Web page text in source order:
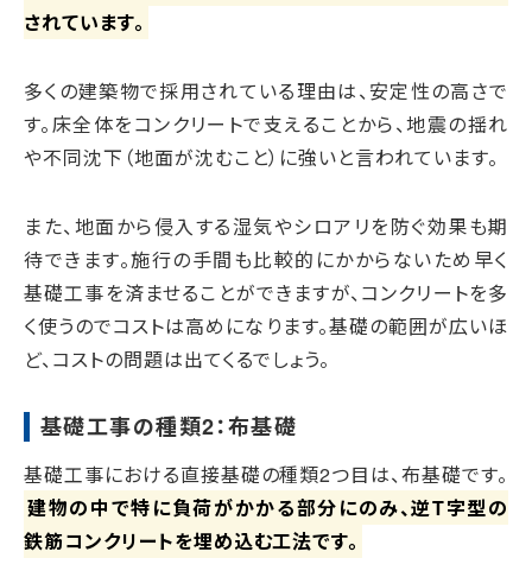
されています。
多くの建築物で採用されている理由は、安定性の高さで
す。床全体をコンクリートで支えることから、地震の揺れ
や不同沈下（地面が沈むこと）に強いと言われています。
また、地面から侵入する湿気やシロアリを防ぐ効果も期
待できます。施行の手間も比較的にかからないため早く
基礎工事を済ませることができますが、コンクリートを多
く使うのでコストは高めになります。基礎の範囲が広いほ
ど、コストの問題は出てくるでしょう。
基礎工事の種類2：布基礎
基礎工事における直接基礎の種類2つ目は、布基礎です。
建物の中で特に負荷がかかる部分にのみ、逆T字型の
鉄筋コンクリートを埋め込む工法です。